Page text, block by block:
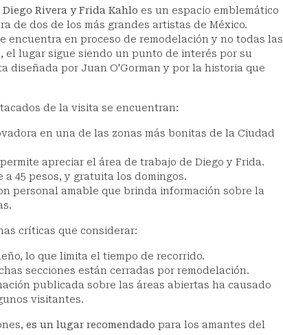
Rivera y Frida Kahlo es un espacio emblemático
de dos de los más grandes artistas de México.
encuentra en proceso de remodelación y no todas las
el lugar sigue siendo un punto de interés por su
diseñada por Juan O'Gorman y por la historia que
de la visita se encuentran:
en una de las zonas más bonitas de la Ciudad
apreciar el área de trabajo de Diego y Frida.
a 45 pesos, y gratuita los domingos.
personal amable que brinda información sobre la
críticas que considerar:
lo que limita el tiempo de recorrido.
secciones están cerradas por remodelación.
publicada sobre las áreas abiertas ha causado
visitantes.
es un lugar recomendado para los amantes del